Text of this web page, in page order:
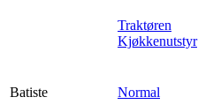
Traktøren
Kjøkkenutstyr
Batiste Normal